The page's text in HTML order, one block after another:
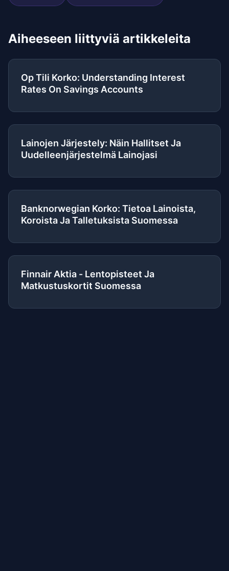
Aiheeseen liittyviä artikkeleita
Op Tili Korko: Understanding Interest
Rates On Savings Accounts
Lainojen Järjestely: Näin Hallitset Ja
Uudelleenjärjestelmä Lainojasi
Banknorwegian Korko: Tietoa Lainoista,
Koroista Ja Talletuksista Suomessa
Finnair Aktia - Lentopisteet Ja
Matkustuskortit Suomessa